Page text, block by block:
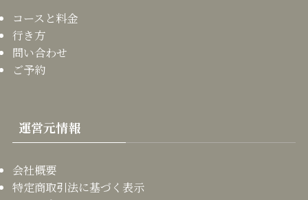
コースと料金
行き方
問い合わせ
ご予約
運営元情報
会社概要
特定商取引法に基づく表示